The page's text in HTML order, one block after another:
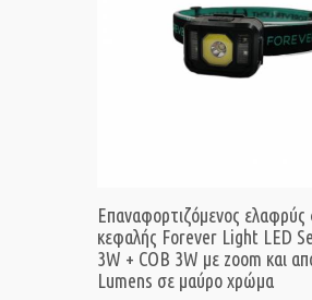
Επαναφορτιζόμενος ελαφρύς
κεφαλής Forever Light LED
3W + COB 3W με zoom και
Lumens σε μαύρο χρώμα